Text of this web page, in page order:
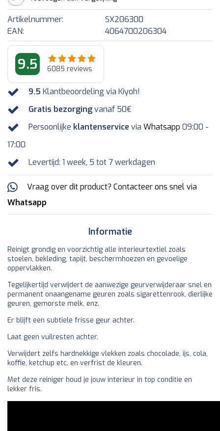
Artikelnummer:
SX206300
EAN:
4064700206304
9.5 6085 reviews
9.5 Klantbeoordeling via Kiyoh!
Gratis bezorgingvanaf 50€
Persoonlijke klantenservice via Whatsapp 09:00 -
17:00
Levertijd: 1 week, 5 tot 7 werkdagen
Vraag over dit product? Contacteer ons snel via
Whatsapp
Informatie
Reinigt grondig en voorzichtig alle interieurtextiel zoals
stoelen, bekleding, tapijt, beschermhoezen en gevoelige
oppervlakken.
Tegelijkertijd verwijdert de aanwezige geurverwijderaar snel en
permanent onaangename geuren zoals sigarettenrook, dierlijke
geuren, gemorste melk, enz.
Er blijft een subtiele frisse geur achter.
Laat geen vuilresten achter.
Verwijdert zelfs hardnekkige vlekken zoals chocolade, ijs, cola,
koffie, ketchup etc. en verfrist de kleuren.
Met deze reiniger houd je jouw interieur in top conditie en
lekker fris.